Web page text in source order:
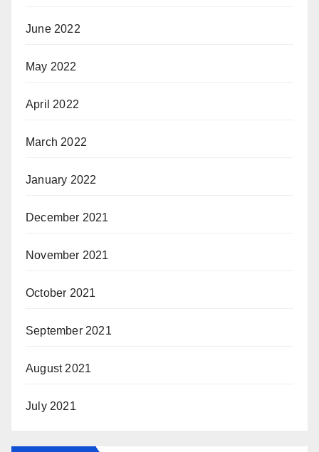
June 2022
May 2022
April 2022
March 2022
January 2022
December 2021
November 2021
October 2021
September 2021
August 2021
July 2021